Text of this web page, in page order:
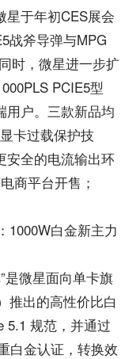
星于年初CES展会
战斧导弹与MPG
时，微星进一步扩
PCIE5型
用户。三款新品均
卡过载保护技
安全的电流输出环
商平台开售；
1000W白金新主力
是微星面向单卡旗
推出的高性价比白
5.1 规范，并通过
白金认证，转换效